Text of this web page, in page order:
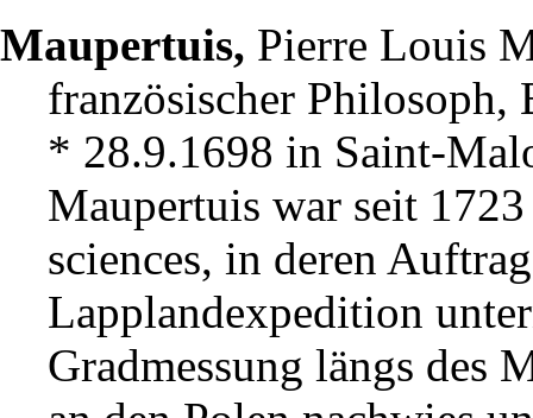
Maupertuis, Pierre Louis
französischer
* 28.9.1698 in Saint-
Maupertuis war seit
sciences, in deren
Lapplandexpedition
Gradmessung längs des